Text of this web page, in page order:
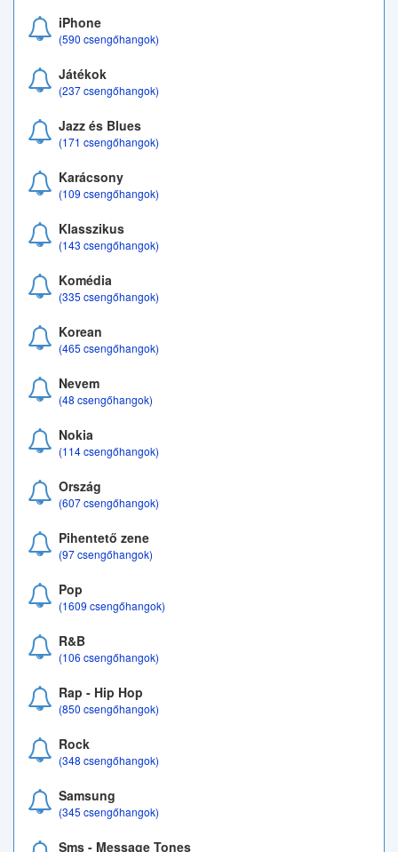
iPhone
(590 csengőhangok)
Játékok
(237 csengőhangok)
Jazz és Blues
(171 csengőhangok)
Karácsony
(109 csengőhangok)
Klasszikus
(143 csengőhangok)
Komédia
(335 csengőhangok)
Korean
(465 csengőhangok)
Nevem
(48 csengőhangok)
Nokia
(114 csengőhangok)
Ország
(607 csengőhangok)
Pihentető zene
(97 csengőhangok)
Pop
(1609 csengőhangok)
R&B
(106 csengőhangok)
Rap - Hip Hop
(850 csengőhangok)
Rock
(348 csengőhangok)
Samsung
(345 csengőhangok)
Sms - Message Tones